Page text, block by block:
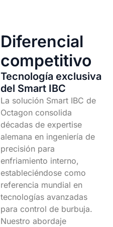
Diferencial
competitivo
Tecnología exclusiva
del Smart IBC
La solución Smart IBC de
Octagon consolida
décadas de expertise
alemana en ingeniería de
precisión para
enfriamiento interno,
estableciéndose como
referencia mundial en
tecnologías avanzadas
para control de burbuja.
Nuestro abordaje